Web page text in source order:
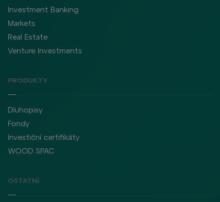
Investment Banking
Markets
Real Estate
Venture Investments
PRODUKTY
Dluhopisy
Fondy
Investiční certifikáty
WOOD SPAC
OSTATNÍ